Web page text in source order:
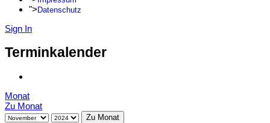
"> Datenschutz
Sign In
Terminkalender
Monat
Zu Monat
Zu Monat